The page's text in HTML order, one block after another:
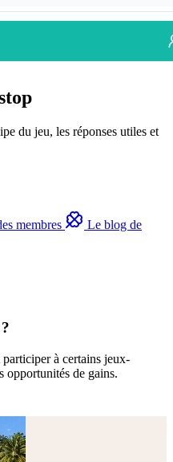
du jeu, les réponses utiles et
membres
Le blog de
à certains jeux-
opportunités de gains.